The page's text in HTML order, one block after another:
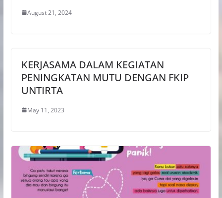
August 21, 2024
KERJASAMA DALAM KEGIATAN
PENINGKATAN MUTU DENGAN FKIP
UNTIRTA
May 11, 2023